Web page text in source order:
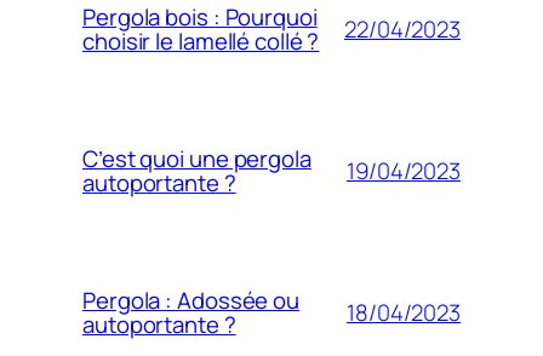
Pergola bois : Pourquoi
choisir le lamellé collé ? 22/04/2023
C’est quoi une pergola
autoportante ? 19/04/2023
Pergola : Adossée ou
autoportante ? 18/04/2023